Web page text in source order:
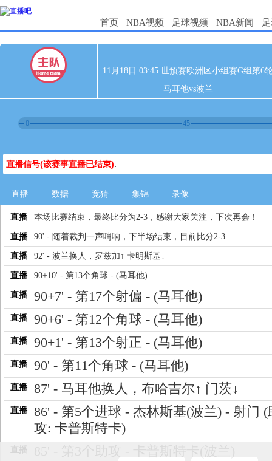
首页 NBA视频 足球视频 NBA新闻
11月18日 03:45 世预赛欧洲区小组赛G组第6
马耳他vs波兰
0 45
直播信号(该赛事直播已结束):
直播 数据 竞猜 集锦 录像
直播 本场比赛结束，最终比分为2-3，感谢大家关注，下次再会！
直播 90' - 随着裁判一声哨响，下半场结束，目前比分2-3
直播 92' - 波兰换人，罗兹加↑ 卡明斯基↓
直播 90+10' - 第13个角球 - (马耳他)
直播 90+7' - 第17个射偏 - (马耳他)
直播 90+6' - 第12个角球 - (马耳他)
直播 90+1' - 第13个射正 - (马耳他)
直播 90' - 第11个角球 - (马耳他)
直播 87' - 马耳他换人，布哈吉尔↑ 门茨↓
直播
86' - 第5个进球 - 杰林斯基(波兰) - 射门 (
攻: 卡普斯特卡)
直播